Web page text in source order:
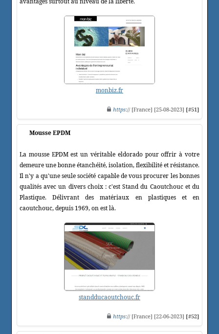
monbiz.fr
https:// [France] [25-08-2023] [#51]
Mousse EPDM
La mousse EPDM est un véritable eldorado pour offrir à votre
demeure une bonne étanchéité, isolation, flexibilité et résistance.
Il n'y a qu'une seule société capable de vous procurer les bonnes
qualités avec un divers choix : c'est Stand du Caoutchouc et du
Plastique. Délivrant des matériaux en plastiques et en
caoutchouc, depuis 1969, on est là.
standducaoutchouc.fr
https:// [France] [22-06-2023] [#52]